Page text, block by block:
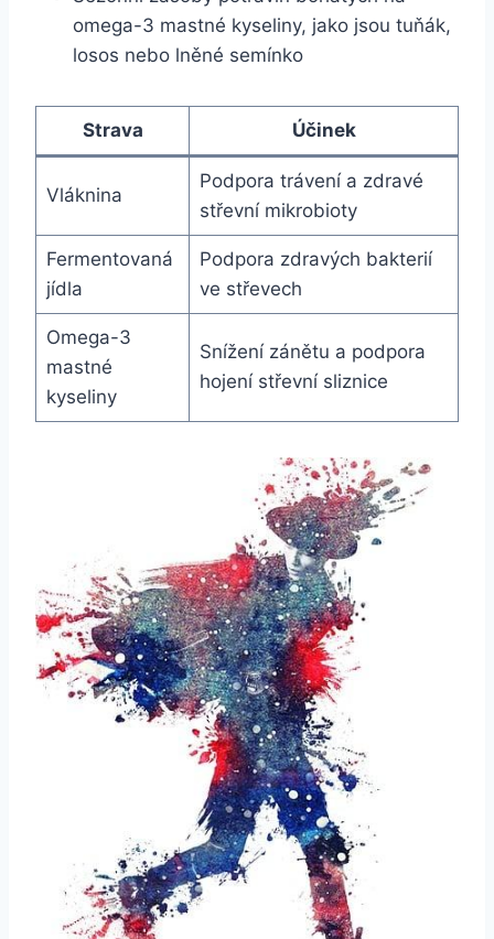
omega-3 mastné kyseliny, jako jsou tuňák,
losos nebo lněné semínko
Strava Účinek
Vláknina
Podpora trávení a zdravé
střevní mikrobioty
Fermentovaná
jídla
Podpora zdravých bakterií
ve střevech
Omega-3
mastné
kyseliny
Snížení zánětu a podpora
hojení střevní sliznice